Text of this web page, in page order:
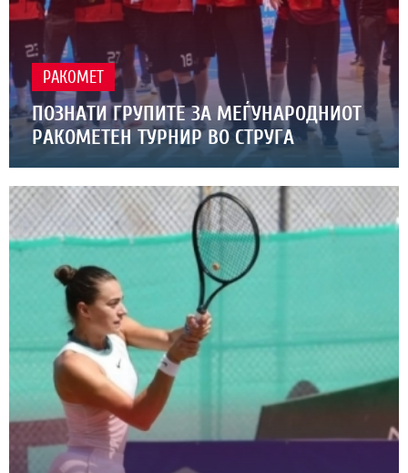
РАКОМЕТ
ПОЗНАТИ ГРУПИТЕ ЗА МЕЃУНАРОДНИОТ
РАКОМЕТЕН ТУРНИР ВО СТРУГА